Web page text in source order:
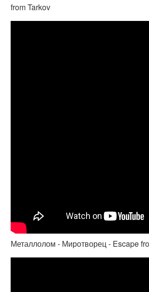
from Tarkov
Металлолом - Миротворец - Escape